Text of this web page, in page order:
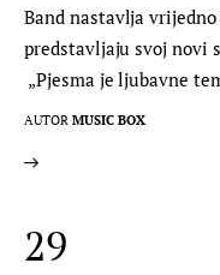
Band nastavlja
predstavljaju svoj novi
„Pjesma je ljubavne
AUTOR MUSIC BOX
29